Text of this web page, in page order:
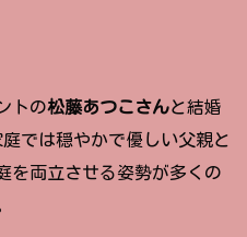
トの松藤あつこさんと結婚
では穏やかで優しい父親と
を両立させる姿勢が多くの